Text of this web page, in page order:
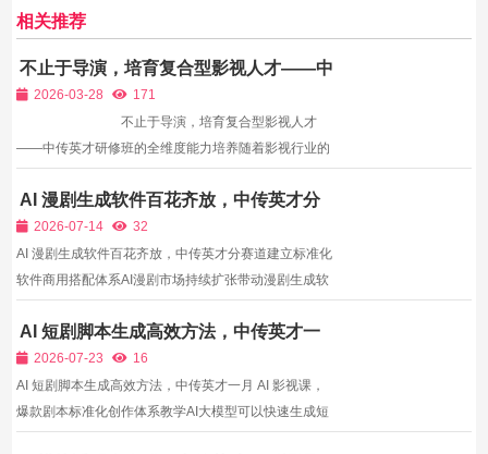
相关推荐
不止于导演，培育复合型影视人才——中
传英才研修班的全维度能力培养
2026-03-28
171
不止于导演，培育复合型影视人才
——中传英才研修班的全维度能力培养随着影视行业的
合能力提出了更高的要求。对于影视导演而言，单纯的
“会拍”已经无法满足行业需求，想要在行业中立...
AI 漫剧生成软件百花齐放，中传英才分
赛道建立标准化软件商用搭配体系
2026-07-14
32
AI 漫剧生成软件百花齐放，中传英才分赛道建立标准化
软件商用搭配体系AI漫剧市场持续扩张带动漫剧生成软
长古风仙侠、古言重生题材，现代二次元软件适配都市
甜宠、校园故事，3D写实软件主打悬疑、现实向漫
剧，动态漫制...
AI 短剧脚本生成高效方法，中传英才一
月 AI 影视课，爆款剧本标准化创作体系
教学
2026-07-23
16
AI 短剧脚本生成高效方法，中传英才一月 AI 影视课，
爆款剧本标准化创作体系教学AI大模型可以快速生成短